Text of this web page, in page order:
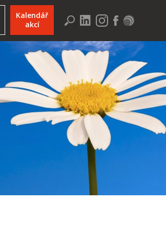
Kalendář
akcí